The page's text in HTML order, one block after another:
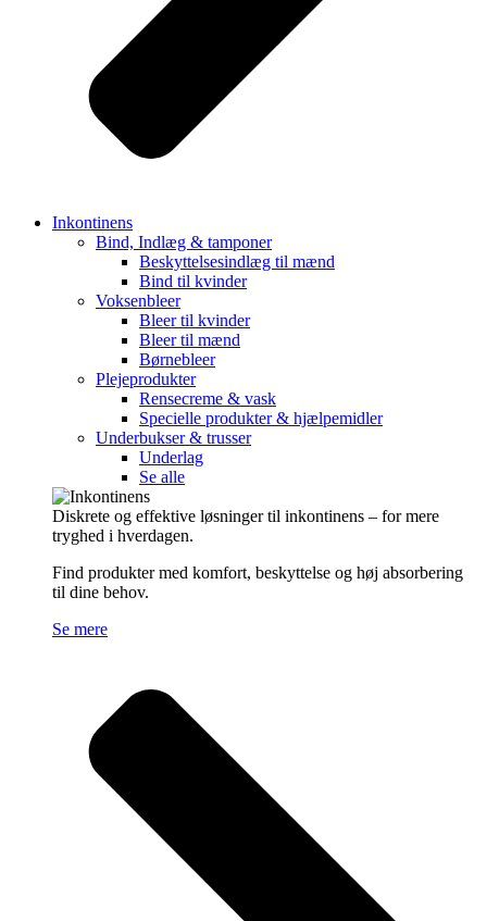
Inkontinens
Bind, Indlæg & tamponer
Beskyttelsesindlæg til mænd
Bind til kvinder
Voksenbleer
Bleer til kvinder
Bleer til mænd
Børnebleer
Plejeprodukter
Rensecreme & vask
Specielle produkter & hjælpemidler
Underbukser & trusser
Underlag
Se alle
Diskrete og effektive løsninger til inkontinens – for mere
tryghed i hverdagen.
Find produkter med komfort, beskyttelse og høj absorbering
til dine behov.
Se mere